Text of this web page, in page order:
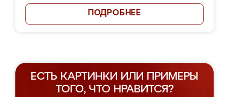
ПОДРОБНЕЕ
ЕСТЬ КАРТИНКИ ИЛИ ПРИМЕРЫ
ТОГО, ЧТО НРАВИТСЯ?